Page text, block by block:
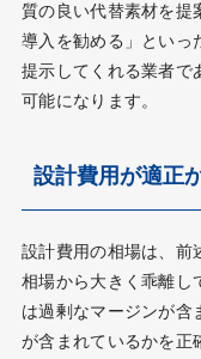
質の良い代替素材を提
導入を勧める」といっ
提示してくれる業者で
可能になります。
設計費用が適正
設計費用の相場は、前
相場から大きく乖離し
は過剰なマージンが含
が含まれているかを正